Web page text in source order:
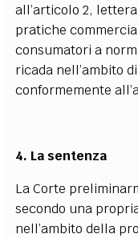
all’articolo 2,
pratiche
consumatori a
ricada nell’ambito
conformemente
4. La sentenza
La Corte
secondo una
nell’ambito della